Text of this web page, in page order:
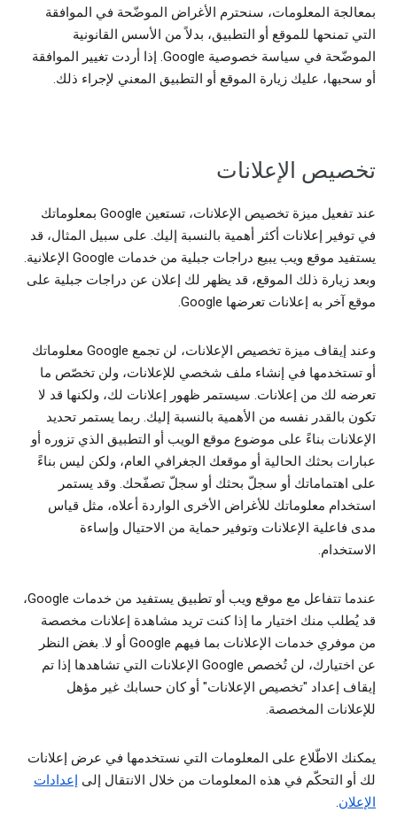
بمعالجة المعلومات، سنحترم الأغراض الموضّحة في الموافقة
التي تمنحها للموقع أو التطبيق، بدلاً من الأسس القانونية
الموضّحة في سياسة خصوصية Google. إذا أردت تغيير الموافقة
أو سحبها، عليك زيارة الموقع أو التطبيق المعني لإجراء ذلك.
تخصيص الإعلانات
عند تفعيل ميزة تخصيص الإعلانات، تستعين Google بمعلوماتك
في توفير إعلانات أكثر أهمية بالنسبة إليك. على سبيل المثال، قد
يستفيد موقع ويب يبيع دراجات جبلية من خدمات Google الإعلانية.
وبعد زيارة ذلك الموقع، قد يظهر لك إعلان عن دراجات جبلية على
موقع آخر به إعلانات تعرضها Google.
وعند إيقاف ميزة تخصيص الإعلانات، لن تجمع Google معلوماتك
أو تستخدمها في إنشاء ملف شخصي للإعلانات، ولن تخصّص ما
تعرضه لك من إعلانات. سيستمر ظهور إعلانات لك، ولكنها قد لا
تكون بالقدر نفسه من الأهمية بالنسبة إليك. ربما يستمر تحديد
الإعلانات بناءً على موضوع موقع الويب أو التطبيق الذي تزوره أو
عبارات بحثك الحالية أو موقعك الجغرافي العام، ولكن ليس بناءً
على اهتماماتك أو سجلّ بحثك أو سجلّ تصفّحك. وقد يستمر
استخدام معلوماتك للأغراض الأخرى الواردة أعلاه، مثل قياس
مدى فاعلية الإعلانات وتوفير حماية من الاحتيال وإساءة
الاستخدام.
عندما تتفاعل مع موقع ويب أو تطبيق يستفيد من خدمات Google،
قد يُطلب منك اختيار ما إذا كنت تريد مشاهدة إعلانات مخصصة
من موفري خدمات الإعلانات بما فيهم Google أو لا. بغض النظر
عن اختيارك، لن تُخصص Google الإعلانات التي تشاهدها إذا تم
إيقاف إعداد "تخصيص الإعلانات" أو كان حسابك غير مؤهل
للإعلانات المخصصة.
يمكنك الاطّلاع على المعلومات التي نستخدمها في عرض إعلانات
لك أو التحكّم في هذه المعلومات من خلال الانتقال إلى إعدادات
الإعلان.